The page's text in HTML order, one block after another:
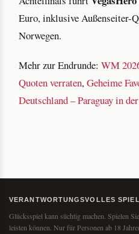
Euro, inklusive Außenseiter-
Norwegen.
Mehr zur Endrunde: WM
Quoten verraten,Geheime
Deutschland – Paraguay in
VERANTWORTUNGSVOLLES
Glücksspiel kann süchtig machen. Spielen
leisten können. Nur für Personen ab 18